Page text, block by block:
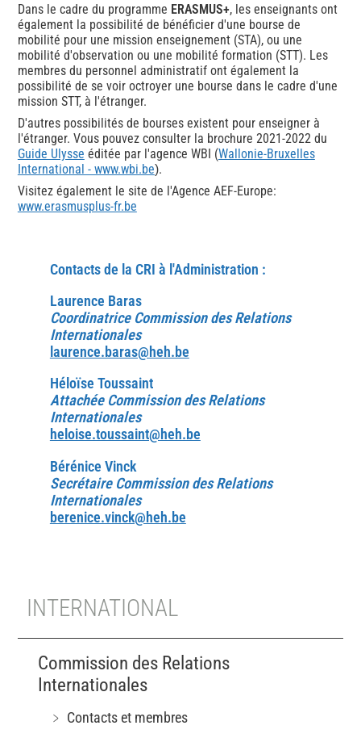
Dans le cadre du programme ERASMUS+, les enseignants ont
également la possibilité de bénéficier d'une bourse de
mobilité pour une mission enseignement (STA), ou une
mobilité d'observation ou une mobilité formation (STT). Les
membres du personnel administratif ont également la
possibilité de se voir octroyer une bourse dans le cadre d'une
mission STT, à l'étranger.
D'autres possibilités de bourses existent pour enseigner à
l'étranger. Vous pouvez consulter la brochure 2021-2022 du
Guide Ulysse éditée par l'agence WBI (Wallonie-Bruxelles
International - www.wbi.be).
Visitez également le site de l'Agence AEF-Europe:
www.erasmusplus-fr.be
Contacts de la CRI à l'Administration :
Laurence Baras
Coordinatrice Commission des Relations
Internationales
laurence.baras@heh.be
Héloïse Toussaint
Attachée Commission des Relations
Internationales
heloise.toussaint@heh.be
Bérénice Vinck
Secrétaire Commission des Relations
Internationales
berenice.vinck@heh.be
INTERNATIONAL
Commission des Relations
Internationales
﹥ Contacts et membres